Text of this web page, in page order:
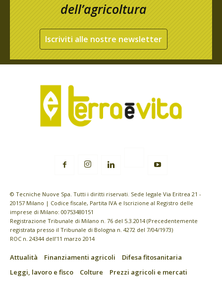
dell’agricoltura
Iscriviti alle nostre newsletter
© Tecniche Nuove Spa. Tutti i diritti riservati. Sede legale Via Eritrea 21 -
20157 Milano | Codice fiscale, Partita IVA e Iscrizione al Registro delle
imprese di Milano: 00753480151
Registrazione Tribunale di Milano n. 76 del 5.3.2014 (Precedentemente
registrata presso il Tribunale di Bologna n. 4272 del 7/04/1973)
ROC n. 24344 dell’11 marzo 2014
Attualità Finanziamenti agricoli
Difesa fitosanitaria
Leggi, lavoro e fisco
Colture
Prezzi agricoli e mercati